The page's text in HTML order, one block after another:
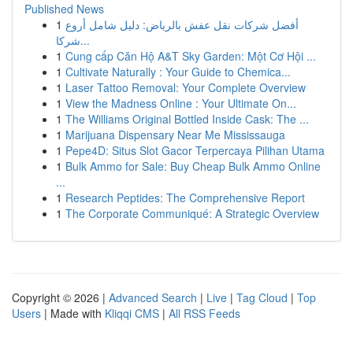
Published News
1 أفضل شركات نقل عفش بالرياض: دليل شامل أروع
شركا...
1 Cung cấp Căn Hộ A&T Sky Garden: Một Cơ Hội ...
1 Cultivate Naturally : Your Guide to Chemica...
1 Laser Tattoo Removal: Your Complete Overview
1 View the Madness Online : Your Ultimate On...
1 The Williams Original Bottled Inside Cask: The ...
1 Marijuana Dispensary Near Me Mississauga
1 Pepe4D: Situs Slot Gacor Terpercaya Pilihan Utama
1 Bulk Ammo for Sale: Buy Cheap Bulk Ammo Online
...
1 Research Peptides: The Comprehensive Report
1 The Corporate Communiqué: A Strategic Overview
Copyright © 2026 | Advanced Search | Live | Tag Cloud | Top
Users | Made with Kliqqi CMS | All RSS Feeds